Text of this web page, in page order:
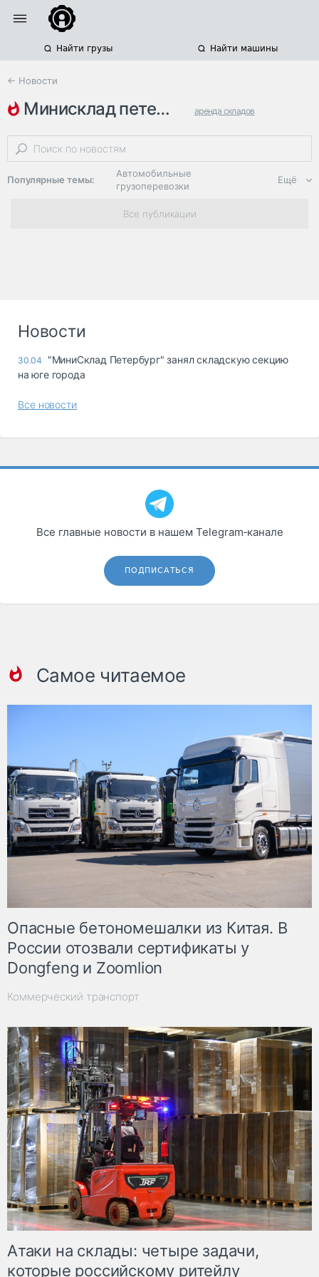
Найти грузы Найти машины
← Новости
минисклад петербург аренда складов
складские комплексы склады санкт-петербурга и ленобласти
Популярные темы:
Автомобильные
грузоперевозки
Региональная
логистика
опасные грузы
грузовые
Коммерческий
транспорт
Спецтехника
Автосервис,
запчасти, шины
Дзен
Ещё
Все публикации
Новости
30.04
"МиниСклад Петербург" занял складскую секцию
на юге города
Все новости
Все главные новости в нашем Telegram‑канале
ПОДПИСАТЬСЯ
Самое читаемое
Опасные бетономешалки из Китая. В
России отозвали сертификаты у
Dongfeng и Zoomlion
Коммерческий транспорт
Атаки на склады: четыре задачи,
которые российскому ритейлу